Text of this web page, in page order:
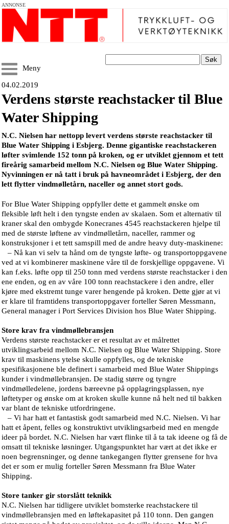
ANNONSE
Søk
Meny
04.02.2019
Verdens største reachstacker til Blue
Water Shipping
N.C. Nielsen har nettopp levert verdens største reachstacker til
Blue Water Shipping i Esbjerg. Denne gigantiske reachstackeren
løfter svimlende 152 tonn på kroken, og er utviklet gjennom et tett
fireårig samarbeid mellom N.C. Nielsen og Blue Water Shipping.
Nyvinningen er nå tatt i bruk på havneområdet i Esbjerg, der den
lett flytter vindmølletårn, naceller og annet stort gods.
For Blue Water Shipping oppfyller dette et gammelt ønske om
fleksible løft helt i den tyngste enden av skalaen. Som et alternativ til
kraner skal den ombygde Konecranes 4545 reachstackeren hjelpe til
med de største løftene av vindmølletårn, naceller, rammer og
konstruksjoner i et tett samspill med de andre heavy duty-maskinene:
– Nå kan vi selv ta hånd om de tyngste løfte- og transportoppgavene
ved at vi kombinerer maskinene våre til de forskjellige oppgavene. Vi
kan f.eks. løfte opp til 250 tonn med verdens største reachstacker i den
ene enden, og en av våre 100 tonn reachstackere i den andre, eller
kjøre med ekstremt tunge varer hengende på kroken. Dette gjør at vi
er klare til framtidens transportoppgaver forteller Søren Messmann,
General manager i Port Services Division hos Blue Water Shipping.
Store krav fra vindmøllebransjen
Verdens største reachstacker er et resultat av et målrettet
utviklingsarbeid mellom N.C. Nielsen og Blue Water Shipping. Store
krav til maskinens ytelse skulle oppfylles, og de tekniske
spesifikasjonene ble definert i samarbeid med Blue Water Shippings
kunder i vindmøllebransjen. De stadig større og tyngre
vindmølledelene, jordens bæreevne på opplagringsplassen, nye
løftetyper og ønske om at kroken skulle kunne nå helt ned til bakken
var blant de tekniske utfordringene.
– Vi har hatt et fantastisk godt samarbeid med N.C. Nielsen. Vi har
hatt et åpent, felles og konstruktivt utviklingsarbeid med en mengde
ideer på bordet. N.C. Nielsen har vært flinke til å ta tak ideene og få de
omsatt til tekniske løsninger. Utgangspunktet har vært at det ikke er
noen begrensninger, og denne tankegangen flytter grensene for hva
det er som er mulig forteller Søren Messmann fra Blue Water
Shipping.
Store tanker gir storslått teknikk
N.C. Nielsen har tidligere utviklet bomsterke reachstackere til
vindmøllebransjen med en løftekapasitet på 110 tonn. Den gangen